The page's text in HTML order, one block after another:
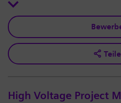
High Voltage Project